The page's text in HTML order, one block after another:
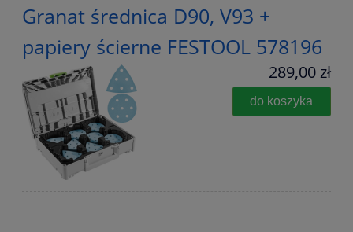
Granat średnica D90, V93 +
papiery ścierne FESTOOL 578196
289,00 zł
do koszyka